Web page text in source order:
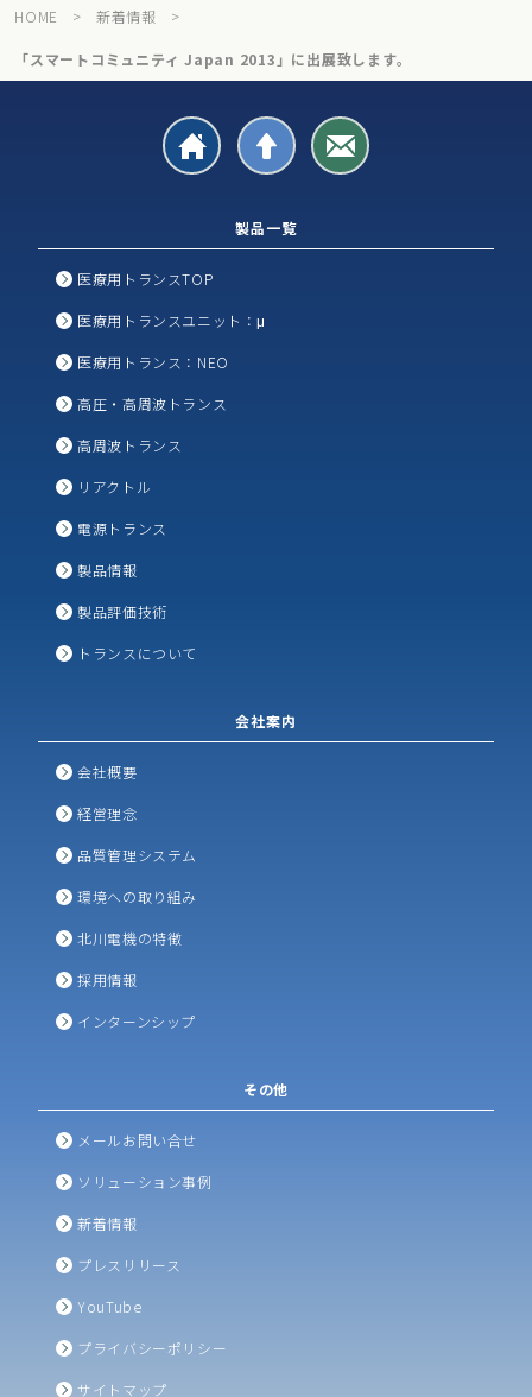
HOME > 新着情報 >
「スマートコミュニティ Japan 2013」に出展致します。
製品一覧
医療用トランスTOP
医療用トランスユニット：μ
医療用トランス：NEO
高圧・高周波トランス
高周波トランス
リアクトル
電源トランス
製品情報
製品評価技術
トランスについて
会社案内
会社概要
経営理念
品質管理システム
環境への取り組み
北川電機の特徴
採用情報
インターンシップ
その他
メールお問い合せ
ソリューション事例
新着情報
プレスリリース
YouTube
プライバシーポリシー
サイトマップ